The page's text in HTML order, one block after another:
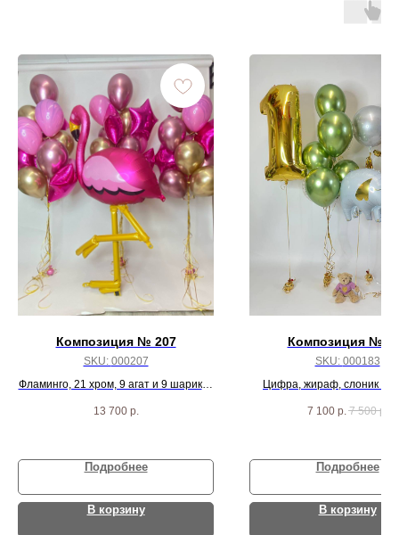
Композиция № 207
SKU: 000207
Фламинго, 21 хром, 9 агат и 9 шариков
13 700 р.
Подробнее
В корзину
Композиция №
SKU: 000183
Цифра, жираф, слоник и
7 100 р. 7 500 р.
Подробнее
В корзину